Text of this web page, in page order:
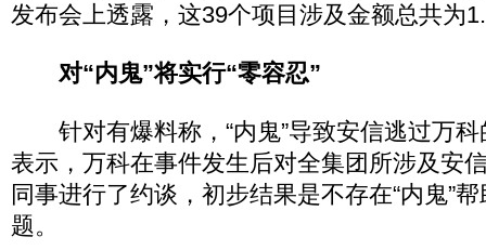
发布会上透露，这39个项目涉及金额总共为
对“内鬼”将实行“零容忍”
针对有爆料称，“内鬼”导致安信逃过万科
表示，万科在事件发生后对全集团所涉及安
同事进行了约谈，初步结果是不存在“内鬼”
题。